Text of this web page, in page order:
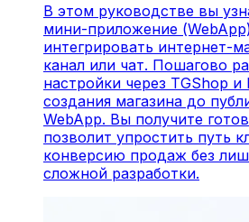
В этом руководстве вы
мини-приложение
интегрировать интернет-
канал или чат. Пошагово
настройки через TGShop и
создания магазина до
WebApp. Вы получите
позволит упростить путь
конверсию продаж без
сложной разработки.